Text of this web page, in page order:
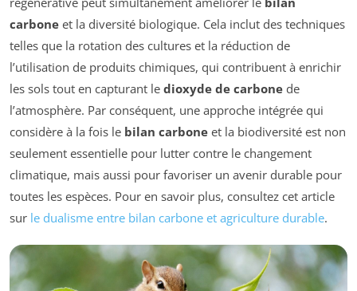
carbone et la diversité biologique. Cela inclut des techniques
telles que la rotation des cultures et la réduction de
l’utilisation de produits chimiques, qui contribuent à enrichir
les sols tout en capturant le dioxyde de carbone de
l’atmosphère. Par conséquent, une approche intégrée qui
considère à la fois le bilan carbone et la biodiversité est non
seulement essentielle pour lutter contre le changement
climatique, mais aussi pour favoriser un avenir durable pour
toutes les espèces. Pour en savoir plus, consultez cet article
sur le dualisme entre bilan carbone et agriculture durable.